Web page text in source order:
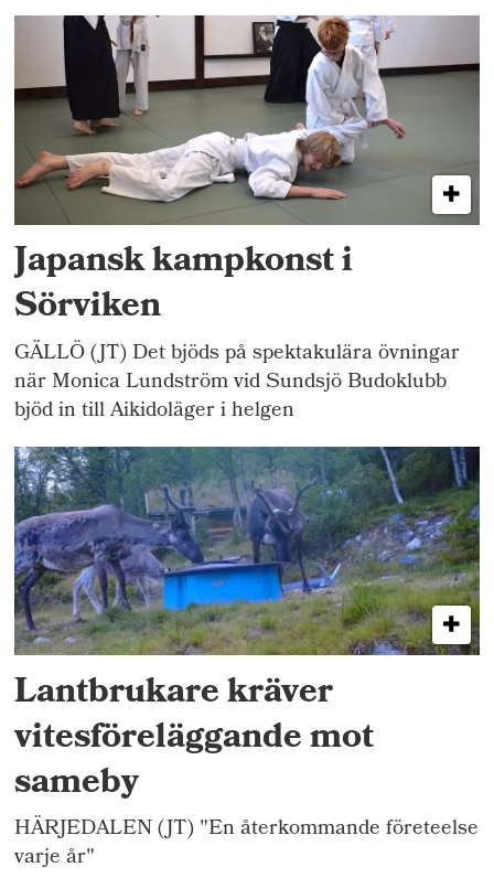
Japansk kampkonst i
Sörviken
GÄLLÖ (JT) Det bjöds på spektakulära övningar
när Monica Lundström vid Sundsjö Budoklubb
bjöd in till Aikidoläger i helgen
Lantbrukare kräver
vitesföreläggande mot
sameby
HÄRJEDALEN (JT) "En återkommande företeelse
varje år"